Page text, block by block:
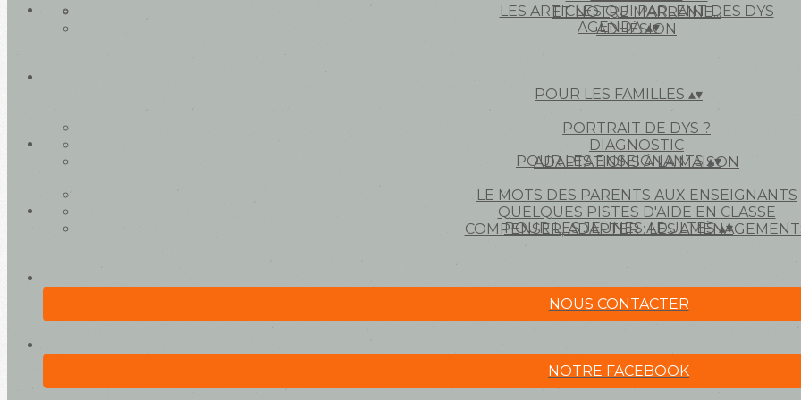
ET NOTRE MARRAINE...
ADHÉSION
LES ARTICLES QUI PARLENT DES DYS
AGENDA▴▾
POUR LES FAMILLES ▴▾
PORTRAIT DE DYS ?
DIAGNOSTIC
ADAPTATIONS À LA MAISON
POUR LES ENSEIGNANTS▴▾
LE MOTS DES PARENTS AUX ENSEIGNANTS
QUELQUES PISTES D'AIDE EN CLASSE
COMPENSER, ADAPTER : LES
POUR LES JEUNES ADULTES▴▾
NOUS CONTACTER
NOTRE FACEBOOK